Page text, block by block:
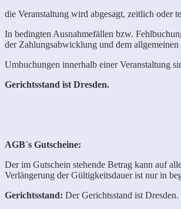
die Veranstaltung wird abgesagt, zeitlich oder
In bedingten Ausnahmefällen bzw.
der Zahlungsabwicklung und dem
Umbuchungen innerhalb einer Veranstaltung
Gerichtsstand ist Dresden.
AGB´s Gutscheine:
Der im Gutschein stehende Betrag kann auf
Verlängerung der Gültigkeitsdauer ist nur in
Gerichtsstand: Der Gerichtsstand ist Dresden.